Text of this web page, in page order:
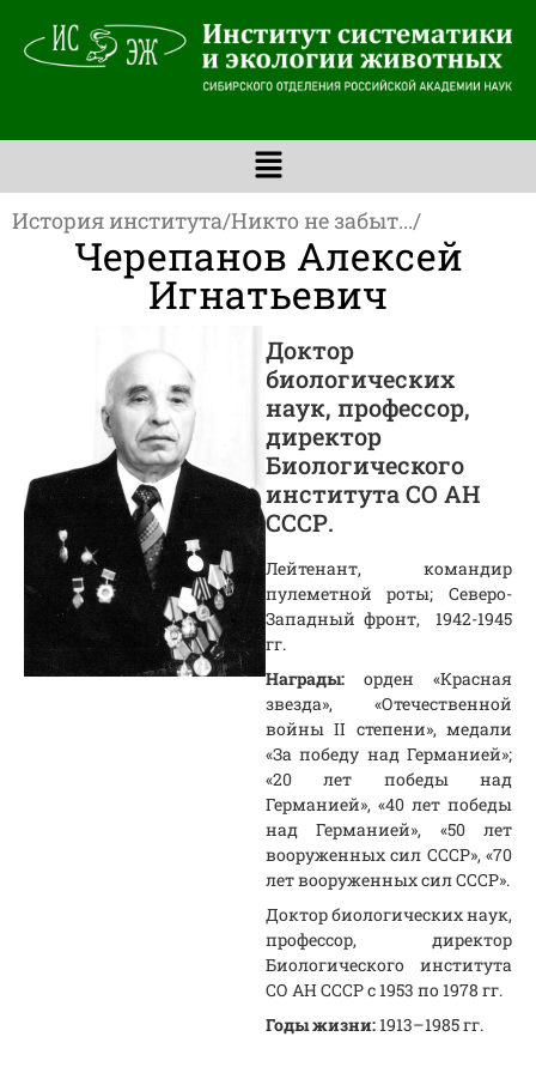
История института/Никто не забыт.../
Черепанов Алексей
Игнатьевич
Доктор
биологических
наук, профессор,
директор
Биологического
института СО АН
СССР.
Лейтенант, командир
пулеметной роты; Северо-
Западный фронт, 1942-1945
гг.
Награды:орден «Красная
звезда», «Отечественной
войны II степени», медали
«За победу над Германией»;
«20 лет победы над
Германией», «40 лет победы
над Германией», «50 лет
вооруженных сил СССР», «70
лет вооруженных сил СССР».
Доктор биологических наук,
профессор, директор
Биологического института
СО АН СССР с 1953 по 1978 гг.
Годы жизни:1913–1985 гг.